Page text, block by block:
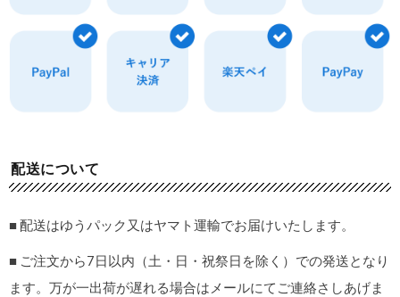
配送について
■ 配送はゆうパック又はヤマト運輸でお届けいたします。
■ ご注文から7日以内（土・日・祝祭日を除く）での発送となり
ます。万が一出荷が遅れる場合はメールにてご連絡さしあげま